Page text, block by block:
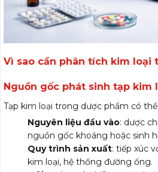
Vì sao cần phân tích kim loại
Nguồn gốc phát sinh tạp kim
Tạp kim loại trong dược phẩm có
Nguyên liệu đầu vào: dược
nguồn gốc khoáng hoặc sinh
Quy trình sản xuất: tiếp xúc
kim loại, hệ thống đường ống.